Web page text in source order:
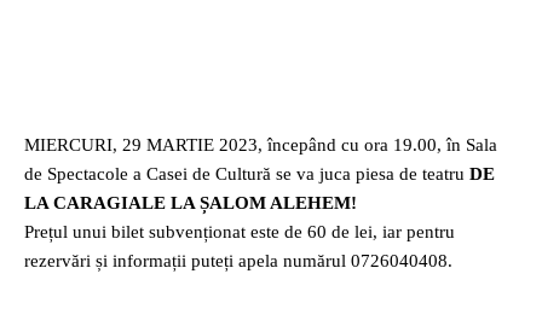
MIERCURI, 29 MARTIE 2023, începând cu ora 19.00, în Sala
de Spectacole a Casei de Cultură se va juca piesa de teatru DE
LA CARAGIALE LA ȘALOM ALEHEM!
Prețul unui bilet subvenționat este de 60 de lei, iar pentru
rezervări și informații puteți apela numărul 0726040408.